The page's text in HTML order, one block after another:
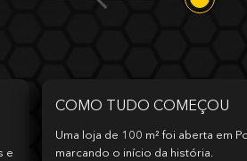
e
COMO TUDO COMEÇOU
Uma loja de 100 m² foi aberta em
marcando o início da história.